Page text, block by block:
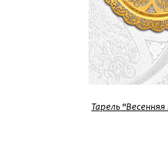
Тарель